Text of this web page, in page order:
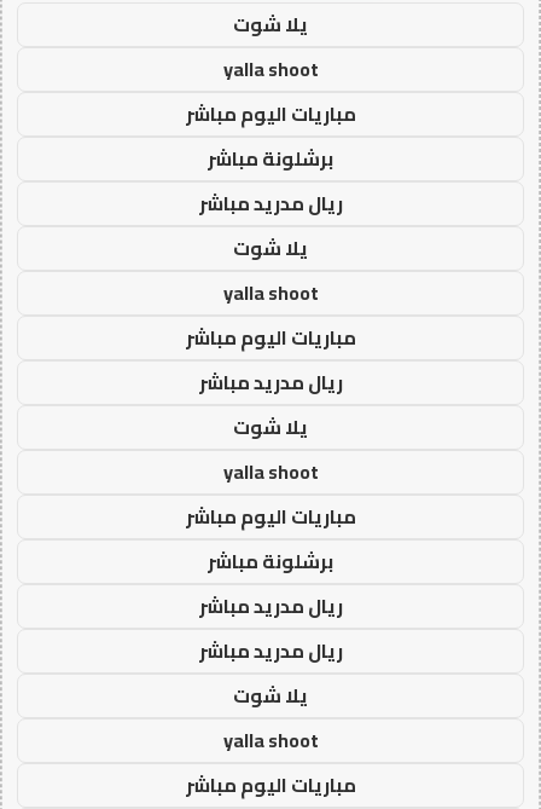
يلا شوت
yalla shoot
مباريات اليوم مباشر
برشلونة مباشر
ريال مدريد مباشر
يلا شوت
yalla shoot
مباريات اليوم مباشر
ريال مدريد مباشر
يلا شوت
yalla shoot
مباريات اليوم مباشر
برشلونة مباشر
ريال مدريد مباشر
ريال مدريد مباشر
يلا شوت
yalla shoot
مباريات اليوم مباشر